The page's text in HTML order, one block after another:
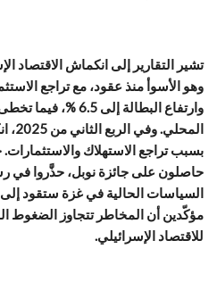
حاصلون على جائزة نوبل، حذَّروا في
السياسات الحالية في غزة ستقود إلى
مؤكّدين أن المخاطر تتجاوز الضغوط
للاقتصاد الإسرائيلي.